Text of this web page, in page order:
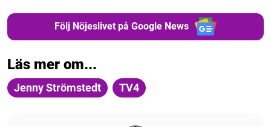
Följ Nöjeslivet på Google News
Läs mer om...
Jenny Strömstedt TV4